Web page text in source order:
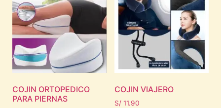
COJIN ORTOPEDICO
PARA PIERNAS
COJIN VIAJERO
S/11.90